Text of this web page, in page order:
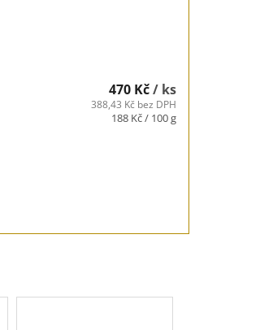
470 Kč/ ks
388,43 Kč bez DPH
Měrná
188 Kč / 100 g